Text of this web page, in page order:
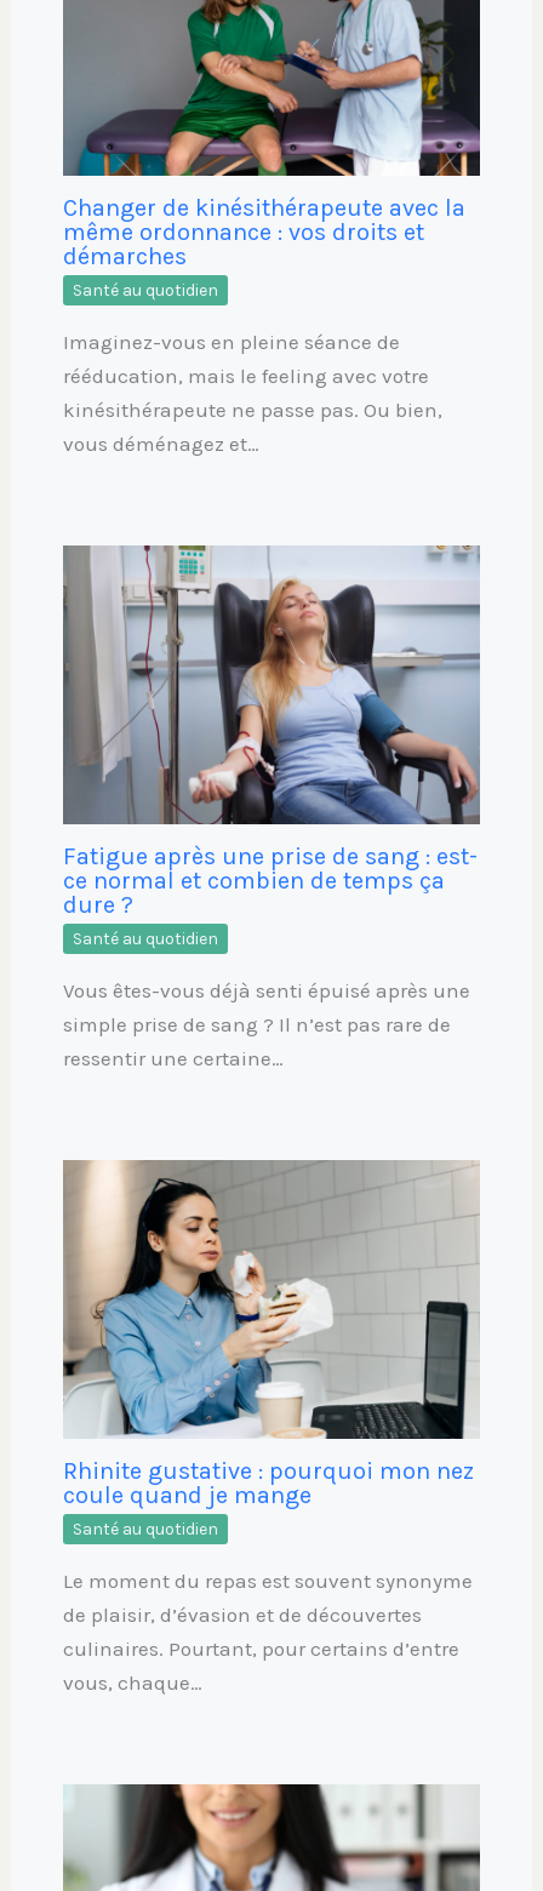
Changer de kinésithérapeute avec la
même ordonnance : vos droits et
démarches
Santé au quotidien
Imaginez-vous en pleine séance de
rééducation, mais le feeling avec votre
kinésithérapeute ne passe pas. Ou bien,
vous déménagez et…
Fatigue après une prise de sang : est-
ce normal et combien de temps ça
dure ?
Santé au quotidien
Vous êtes-vous déjà senti épuisé après une
simple prise de sang ? Il n’est pas rare de
ressentir une certaine…
Rhinite gustative : pourquoi mon nez
coule quand je mange
Santé au quotidien
Le moment du repas est souvent synonyme
de plaisir, d’évasion et de découvertes
culinaires. Pourtant, pour certains d’entre
vous, chaque…